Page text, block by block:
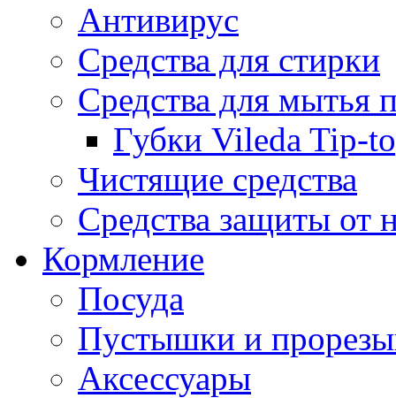
Антивирус
Средства для стирки
Средства для мытья
Губки Vileda Tip-
Чистящие средства
Средства защиты от
Кормление
Посуда
Пустышки и
Аксессуары